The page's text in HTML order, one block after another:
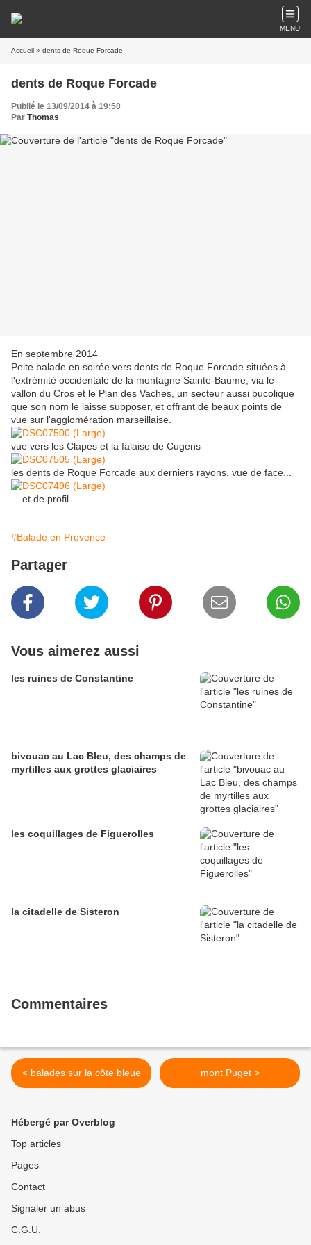
MENU
Accueil » dents de Roque Forcade
dents de Roque Forcade
Publié le 13/09/2014 à 19:50
Par Thomas
En septembre 2014
Peite balade en soirée vers dents de Roque Forcade situées à
l'extrémité occidentale de la montagne Sainte-Baume, via le
vallon du Cros et le Plan des Vaches, un secteur aussi bucolique
que son nom le laisse supposer, et offrant de beaux points de
vue sur l'agglomération marseillaise.
vue vers les Clapes et la falaise de Cugens
les dents de Roque Forcade aux derniers rayons, vue de face...
... et de profil
#Balade en Provence
Partager
Vous aimerez aussi
les ruines de Constantine
bivouac au Lac Bleu, des champs de
myrtilles aux grottes glaciaires
les coquillages de Figuerolles
la citadelle de Sisteron
Commentaires
< balades sur la côte bleue mont Puget >
Hébergé par Overblog
Top articles
Pages
Contact
Signaler un abus
C.G.U.